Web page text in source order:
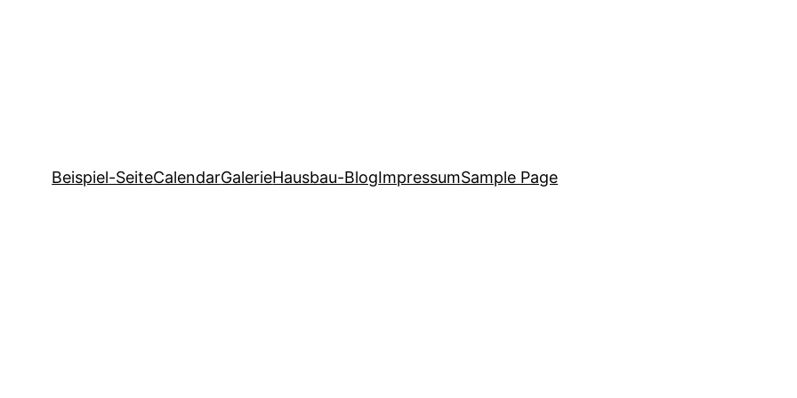
Beispiel-SeiteCalendarGalerieHausbau-BlogImpressumSample Page